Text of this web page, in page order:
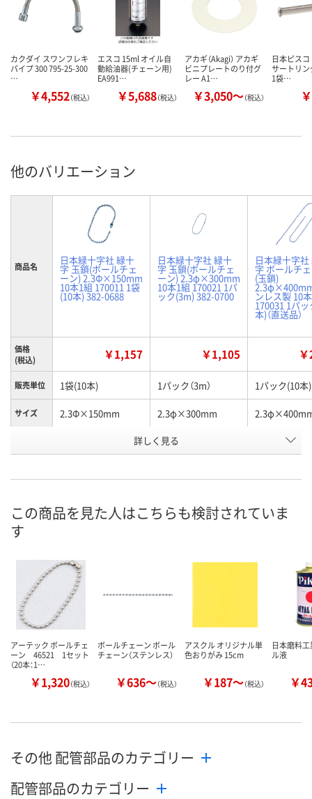
カクダイ スワンフレキ
パイプ 300 795-25-300
…
￥4,552（税込）
エスコ 15ml オイル自
動給油器(チェーン用)
EA991…
￥5,688（税込）
アカギ（Akagi） アカギ
ビニプレートのり付グ
レー A1…
￥3,050～（税込）
日本ピスコ
サートリン
1袋…
他のバリエーション
商品名 日本緑十字社 緑十
字 玉鎖(ボールチェ
ーン) 2.3Φ×150mm
10本1組 170011 1袋
(10本) 382-0688
日本緑十字社 緑十
字 玉鎖(ボールチェ
ーン) 2.3φ×300mm
10本1組 170021 1パ
ック(3m) 382-0700
日本緑十字社
字 ボールチ
(玉鎖)
ンレス製 10
170031 1パッ
本)（直送品）
価格
(税込)
￥1,157 ￥1,105
販売単位 1袋(10本) 1パック（3m） 1パック(10本)
サイズ 2.3Φ×150mm 2.3φ×300mm
7408011 7410744
カ
詳しく見る
この商品を見た人はこちらも検討されていま
す
アーテック ボールチェ
ーン 46521 1セット
（20本：1…
￥1,320（税込）
ボールチェーン ボール
チェーン（ステンレス）
￥636～（税込）
アスクル オリジナル単
色おりがみ 15cm
￥187～（税込）
日本磨料
ル液
￥
その他 配管部品のカテゴリー
配管部品のカテゴリー